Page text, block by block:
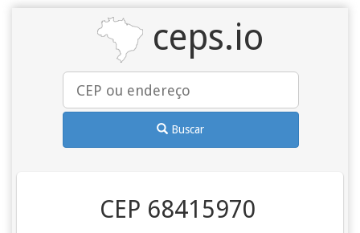
ceps.io
Buscar
CEP 68415970